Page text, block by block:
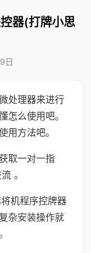
器(打牌小思
日
处理器来进行
怎么使用吧。
用方法吧。
取一对一指
。
机程序控牌器
杂安装操作就